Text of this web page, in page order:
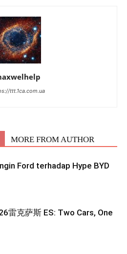
ttt.1ca.com.ua
MORE FROM AUTHOR
Ford terhadap Hype BYD
雷克萨斯 ES: Two Cars, One